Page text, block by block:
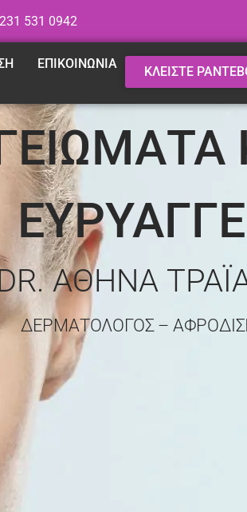
531 0942
ΕΠΙΚΟΙΝΩΝΙΑ
ΚΛΕΙΣΤΕ
ΑΘΗΝΑ
ΔΕΡΜΑΤΟΛΟΓΟΣ –